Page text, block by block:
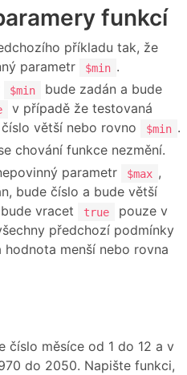
funkcí
příkladu tak, že
parametr
$min .
$min
bude zadán a bude
v případě že testovaná
větší nebo rovno
$min .
chování funkce nezmění.
parametr
$max ,
bude číslo a bude větší
vracet true
pouze v
předchozí podmínky
menší nebo rovna
číslo měsíce od 1 do 12 a v
do 2050. Napište funkci,